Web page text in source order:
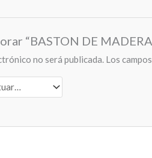
“BASTON DE
no será publicada. Los